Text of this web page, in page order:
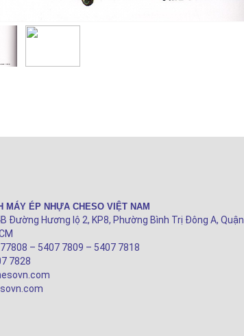
MÁY ÉP NHỰA CHESO VIỆT NAM
Đường Hương lộ 2, KP8, Phường Bình Trị Đông A, Quận
– 5407 7809 – 5407 7818
7828